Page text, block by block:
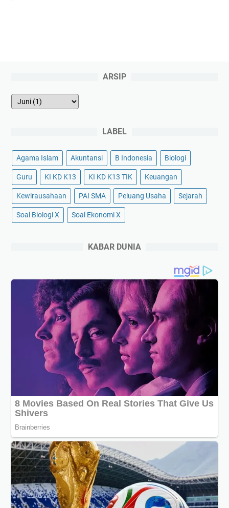
ARSIP
LABEL
Agama Islam Akuntansi B Indonesia Biologi
Guru KI KD K13 KI KD K13 TIK Keuangan
Kewirausahaan PAI SMA Peluang Usaha Sejarah
Soal Biologi X Soal Ekonomi X
KABAR DUNIA